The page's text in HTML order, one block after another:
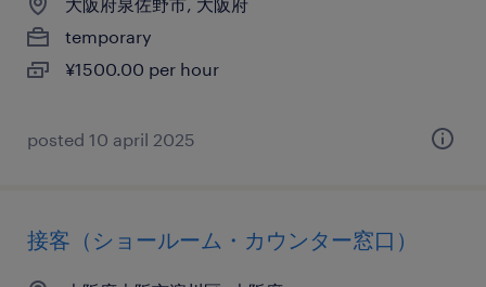
temporary
¥1500.00 per hour
posted 10 april 2025
接客（ショールーム・カウンター窓口）